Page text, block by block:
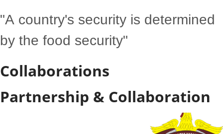
"A country's security is determined
by the food security"
Collaborations
Partnership & Collaboration